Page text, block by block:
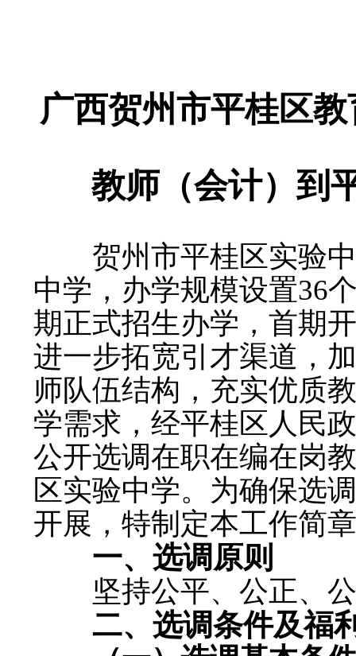
广西贺州市平桂区
教师（会计）到
贺州市平桂区实验
中学，办学规模设置36
期正式招生办学，首期
进一步拓宽引才渠道，
师队伍结构，充实优质
学需求，经平桂区人民
公开选调在职在编在岗
区实验中学。为确保选
开展，特制定本工作简
一、选调原则
坚持公平、公正、公
二、选调条件及福